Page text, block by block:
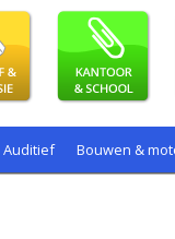
Auditief Bouwen &